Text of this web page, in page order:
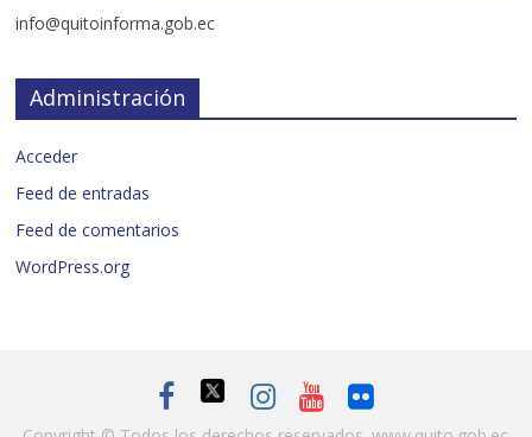
info@quitoinforma.gob.ec
Administración
Acceder
Feed de entradas
Feed de comentarios
WordPress.org